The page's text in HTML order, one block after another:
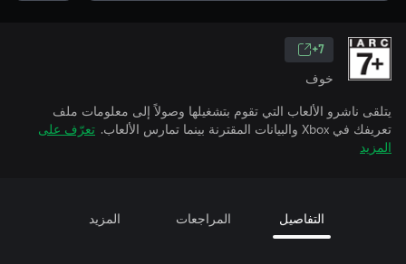
7+
خوف
يتلقى ناشرو الألعاب التي تقوم بتشغيلها وصولاً إلى معلومات ملف
تعريفك في Xbox والبيانات المقترنة بينما تمارس الألعاب.
تعرّف على
المزيد
التفاصيل المراجعات المزيد